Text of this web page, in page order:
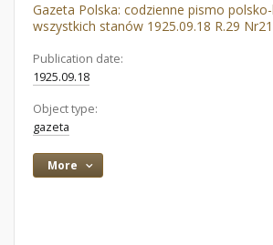
Gazeta Polska: codzienne pismo
wszystkich stanów 1925.09.18 R.29
Publication date:
1925.09.18
Object type:
gazeta
More